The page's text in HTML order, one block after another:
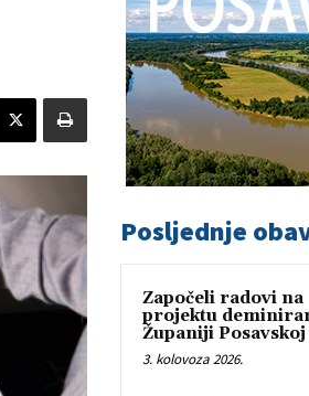
Posljednje
Započeli radovi na
projektu
Županiji Posavskoj
3. kolovoza 2026.